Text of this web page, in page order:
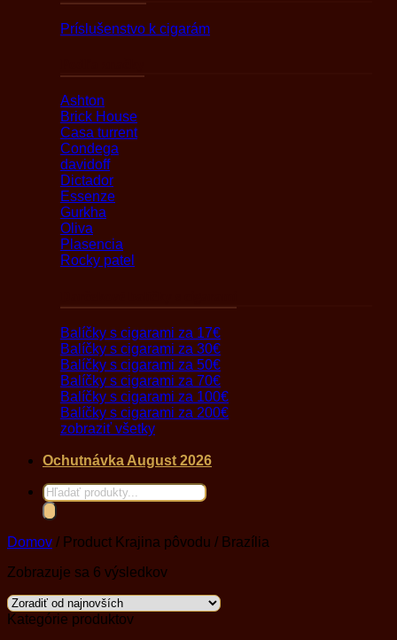
Príslušenstvo k cigarám
Ashton
Brick House
Casa turrent
Condega
davidoff
Dictador
Essenze
Gurkha
Oliva
Plasencia
Rocky patel
Balíčky s cigarami za 17€
Balíčky s cigarami za 30€
Balíčky s cigarami za 50€
Balíčky s cigarami za 70€
Balíčky s cigarami za 100€
Balíčky s cigarami za 200€
zobraziť všetky
Ochutnávka August 2026
Products
search
Domov / Product Krajina pôvodu / Brazília
Zobrazuje sa 6 výsledkovZoradené
najnovších
Kategórie produktov